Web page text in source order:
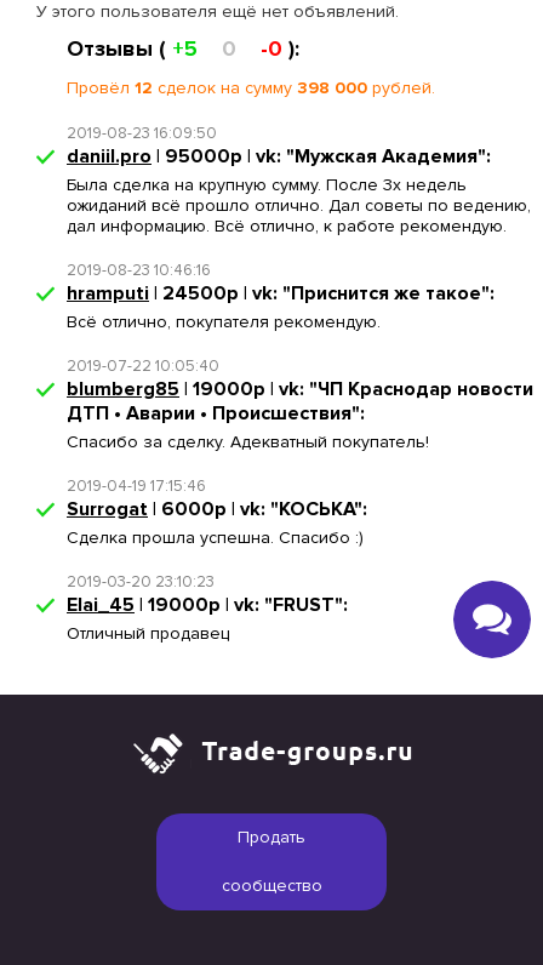
У этого пользователя ещё нет объявлений.
Отзывы ( +5 0 -0 ):
Провёл 12 сделок на сумму 398 000 рублей.
2019-08-23 16:09:50
daniil.pro | 95000р | vk: "Мужская Академия":
Была сделка на крупную сумму. После 3х недель
ожиданий всё прошло отлично. Дал советы по ведению,
дал информацию. Всё отлично, к работе рекомендую.
2019-08-23 10:46:16
hramputi | 24500р | vk: "Приснится же такое":
Всё отлично, покупателя рекомендую.
2019-07-22 10:05:40
blumberg85 | 19000р | vk: "ЧП Краснодар новости
ДТП • Аварии • Происшествия":
Спасибо за сделку. Адекватный покупатель!
2019-04-19 17:15:46
Surrogat | 6000р | vk: "КОСЬКА":
Сделка прошла успешна. Спасибо :)
2019-03-20 23:10:23
Elai_45 | 19000р | vk: "FRUST":
Отличный продавец
Продать
сообщество